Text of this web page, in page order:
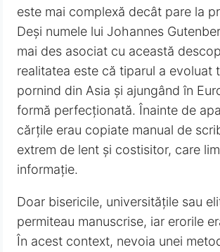
este mai complexă decât pare la
Deși numele lui Johannes
mai des asociat cu această
realitatea este că tiparul a evoluat
pornind din Asia și ajungând în
formă perfecționată. Înainte de
cărțile erau copiate manual de
extrem de lent și costisitor, care
informație.
Doar bisericile, universitățile sau
permiteau manuscrise, iar erorile
În acest context, nevoia unei